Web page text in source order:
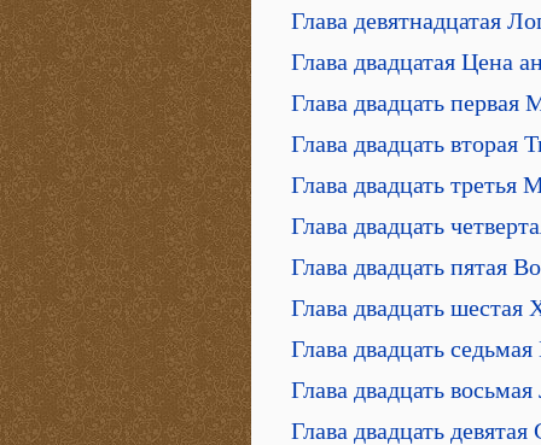
Глава девятнадцатая
Глава двадцатая Цена
Глава двадцать первая
Глава двадцать вторая
Глава двадцать третья
Глава двадцать
Глава двадцать пятая
Глава двадцать шестая
Глава двадцать
Глава двадцать
Глава двадцать